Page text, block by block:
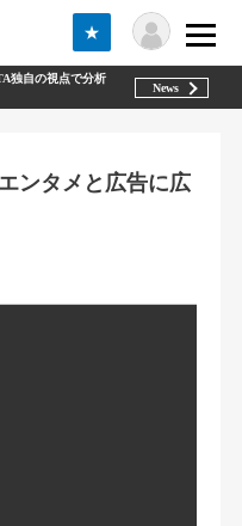
★
独自の視点で分析
News
ンタメと広告に広